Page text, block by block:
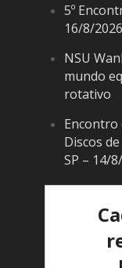
5º
16/8/2026
NSU
mundo
rotativo
Encontro
Discos
SP – 14/